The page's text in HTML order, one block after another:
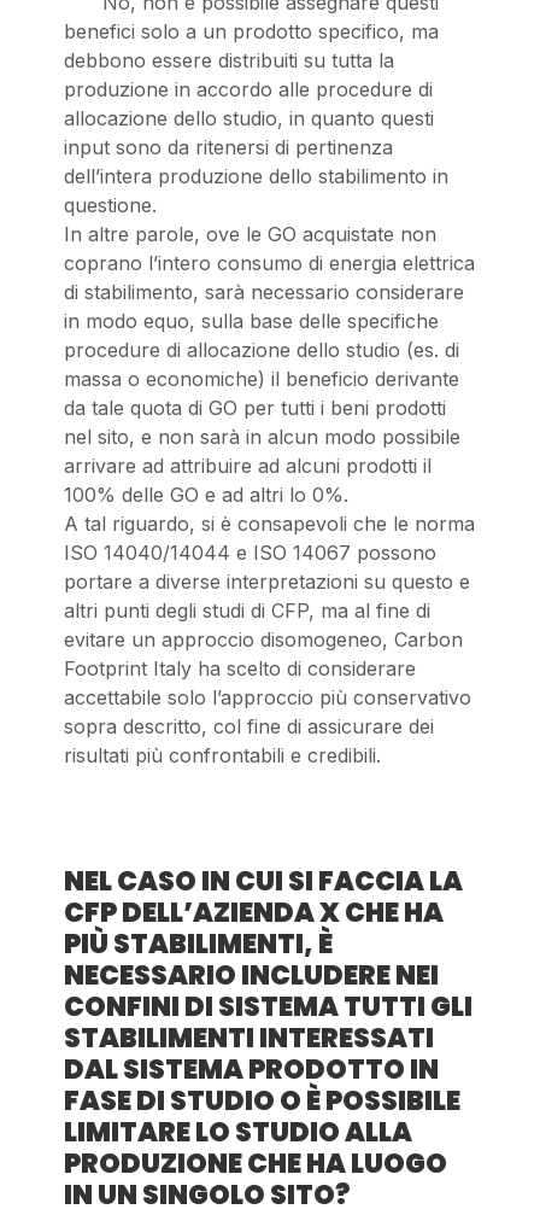
benefici solo a un prodotto specifico, ma
debbono essere distribuiti su tutta la
produzione in accordo alle procedure di
allocazione dello studio, in quanto questi
input sono da ritenersi di pertinenza
dell’intera produzione dello stabilimento in
questione.
In altre parole, ove le GO acquistate non
coprano l’intero consumo di energia elettrica
di stabilimento, sarà necessario considerare
in modo equo, sulla base delle specifiche
procedure di allocazione dello studio (es. di
massa o economiche) il beneficio derivante
da tale quota di GO per tutti i beni prodotti
nel sito, e non sarà in alcun modo possibile
arrivare ad attribuire ad alcuni prodotti il
100% delle GO e ad altri lo 0%.
A tal riguardo, si è consapevoli che le norma
ISO 14040/14044 e ISO 14067 possono
portare a diverse interpretazioni su questo e
altri punti degli studi di CFP, ma al fine di
evitare un approccio disomogeneo, Carbon
Footprint Italy ha scelto di considerare
accettabile solo l’approccio più conservativo
sopra descritto, col fine di assicurare dei
risultati più confrontabili e credibili.
NEL CASO IN CUI SI FACCIA LA
CFP DELL’AZIENDA X CHE HA
PIÙ STABILIMENTI, È
NECESSARIO INCLUDERE NEI
CONFINI DI SISTEMA TUTTI GLI
STABILIMENTI INTERESSATI
DAL SISTEMA PRODOTTO IN
FASE DI STUDIO O È POSSIBILE
LIMITARE LO STUDIO ALLA
PRODUZIONE CHE HA LUOGO
IN UN SINGOLO SITO?